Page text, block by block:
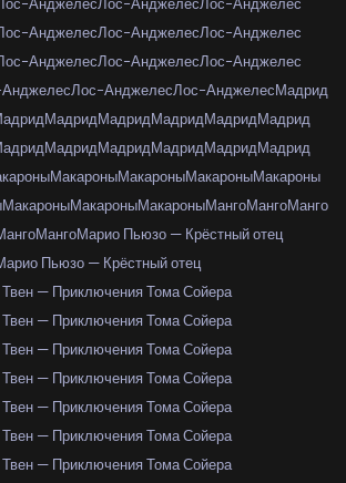
АнджелесЛос-АнджелесЛос-Анджелес
АнджелесЛос-АнджелесЛос-Анджелес
АнджелесЛос-АнджелесЛос-Анджелес
Лос-АнджелесЛос-АнджелесМадрид
МадридМадридМадридМадридМадрид
МадридМадридМадридМадридМадрид
МакароныМакароныМакароныМакароны
МакароныМакароныМакароныМангоМангоМанго
МангоМарио Пьюзо — Крёстный отец
Пьюзо — Крёстный отец
— Приключения Тома Сойера
— Приключения Тома Сойера
— Приключения Тома Сойера
— Приключения Тома Сойера
— Приключения Тома Сойера
— Приключения Тома Сойера
— Приключения Тома Сойера